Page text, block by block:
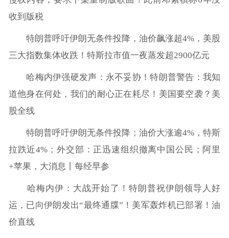
收到版税
特朗普呼吁伊朗无条件投降，油价飙涨超4%，美股
三大指数集体收跌！特斯拉市值一夜蒸发超2900亿元
哈梅内伊强硬发声：永不妥协！特朗普警告：我知
道他身在何处，我们的耐心正在耗尽！美国要空袭？美
股全线
特朗普呼吁伊朗无条件投降；油价大涨逾4%，特斯
拉跌近4%；外交部：正迅速组织撤离中国公民；阿里
+苹果，大消息丨每经早参
哈梅内伊：大战开始了！特朗普祝伊朗领导人好
运，已向伊朗发出“最终通牒”！美军轰炸机已部署！油
价直线